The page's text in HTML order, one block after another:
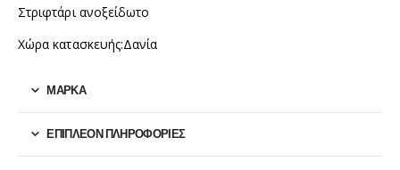
Στριφτάρι ανοξείδωτο
Χώρα κατασκευής:Δανία
ΜΆΡΚΑ
ΕΠΙΠΛΈΟΝ ΠΛΗΡΟΦΟΡΊΕΣ